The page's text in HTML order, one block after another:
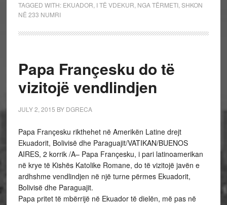
TAGGED WITH: EKUADOR I TË VDEKUR NGA TËRMETI, SHKON
NË 233 NUMRI
Papa Françesku do të
vizitojë vendlindjen
JULY 2, 2015 BY DGRECA
Papa Françesku rikthehet në Amerikën Latine drejt
Ekuadorit, Bolivisë dhe Paraguajit/VATIKAN/BUENOS
AIRES, 2 korrik /A– Papa Françesku, i pari latinoamerikan
në krye të Kishës Katolike Romane, do të vizitojë javën e
ardhshme vendlindjen në një turne përmes Ekuadorit,
Bolivisë dhe Paraguajit.
Papa pritet të mbërrijë në Ekuador të dielën, më pas në